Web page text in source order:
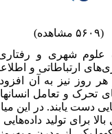
(۵۶۰۹ مشاهده)
علوم شهری و
ارتباطاتی و
روز نیز به آن
تحرک و تعامل
دست یابند. در این
بالا برای تولید